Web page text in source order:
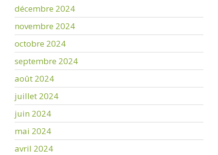
décembre 2024
novembre 2024
octobre 2024
septembre 2024
août 2024
juillet 2024
juin 2024
mai 2024
avril 2024